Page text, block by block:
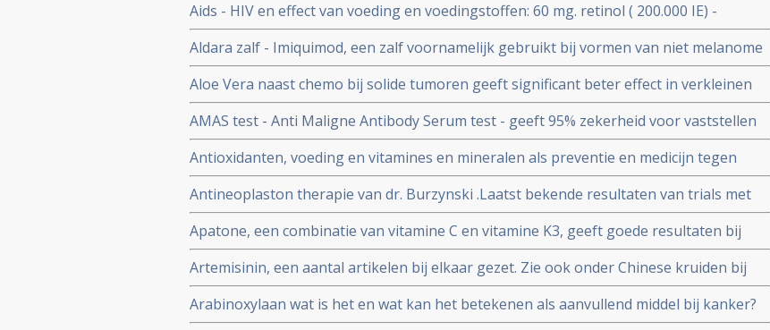
Aids - HIV en effect van voeding en voedingstoffen: 60 mg. retinol ( 200.000 IE) -
vitamine A per dag gegeven aan kinderen besmet met het HIV virus geeft 40 procent
minder sterfte gerekend over periodes van drie maanden.
Aldara zalf - Imiquimod, een zalf voornamelijk gebruikt bij vormen van niet melanome
huidkanker en andere huid aandoeningen zoals genitale wratten.
Aloe Vera naast chemo bij solide tumoren geeft significant beter effect in verkleinen
tumoren en geeft mediaan langere levensduur. Blijkt uit gerandomiseerde fase III
studie. Artikel geplaatst 9 maart 2010
AMAS test - Anti Maligne Antibody Serum test - geeft 95% zekerheid voor vaststellen
van vroege primaire borstkanker en 99% voor vaststellen van recidief van
borstkanker, maar de AMAS test geldt ook voor andere vormen van kanker als
betrouwbare diagnose.
Antioxidanten, voeding en vitamines en mineralen als preventie en medicijn tegen
kanker: een aantal belangrijke studies en artikelen bij elkaar gezet
Antineoplaston therapie van dr. Burzynski .Laatst bekende resultaten van trials met
Burzinky's antineoplastontherapie bij vooral hersentumoren maar ook bij o.a.
darmkanker en andere kankersoorten
Apatone, een combinatie van vitamine C en vitamine K3, geeft goede resultaten bij
prostaatkanker, endometriosekanker, eierstokkanker en andere vormen van kanker
via autoschizis, geactiveerde celdood
Artemisinin, een aantal artikelen bij elkaar gezet. Zie ook onder Chinese kruiden bij
complemenatair voor veel meer informatie over TCM - traditionele Chinese kruiden bij
vele vormen van kanker
Arabinoxylaan wat is het en wat kan het betekenen als aanvullend middel bij kanker?